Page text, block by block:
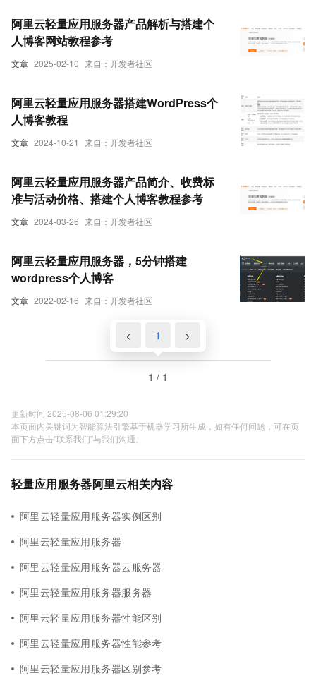
文章 2025-02-10 来自：开发者社区
阿里云轻量应用服务器产品解析与搭建个
人博客网站教程参考
文章 2024-10-21 来自：开发者社区
阿里云轻量应用服务器搭建WordPress个
人博客教程
文章 2024-03-26 来自：开发者社区
阿里云轻量应用服务器产品简介、收费标
准与活动价格、搭建个人博客教程参考
文章 2022-02-16 来自：开发者社区
阿里云轻量应用服务器，5分钟搭建
wordpress个人博客
< 1 >
1 / 1
更新时间 2025-08-06 01:29:20
本页面内关键词为智能算法引擎基于机器学习所生成，如有任何问题，可在页
面下方点击"联系我们"与我们沟通。
轻量应用服务器阿里云相关内容
阿里云轻量应用服务器实例区别
阿里云轻量应用服务器
阿里云轻量应用服务器云服务器
阿里云轻量应用服务器服务器
阿里云轻量应用服务器性能区别
阿里云轻量应用服务器性能参考
阿里云轻量应用服务器区别参考